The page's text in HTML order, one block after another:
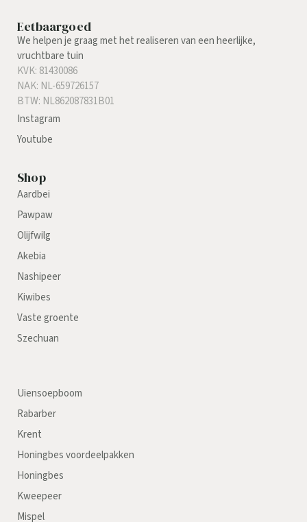
Eetbaargoed
We helpen je graag met het realiseren van een heerlijke,
vruchtbare tuin
KVK: 81430086
NAK: NL-659726157
BTW: NL862087831B01
Instagram
Youtube
Shop
Aardbei
Pawpaw
Olijfwilg
Akebia
Nashipeer
Kiwibes
Vaste groente
Szechuan
Uiensoepboom
Rabarber
Krent
Honingbes voordeelpakken
Honingbes
Kweepeer
Mispel